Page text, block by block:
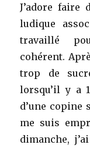
J’adore faire
ludique
travaillé
cohérent.
trop de
lorsqu’il y a
d’une copine
me suis
dimanche,